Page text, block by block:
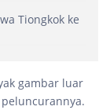
Tiongkok ke
gambar luar
peluncurannya.